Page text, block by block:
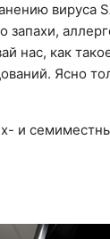
вируса
запахи,
нас, как
Ясно
и